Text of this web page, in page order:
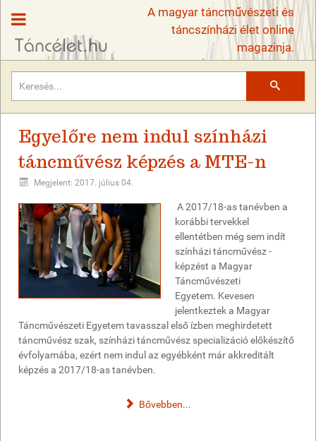
A magyar táncművészeti és
táncszínházi élet online
magazinja.
Egyelőre nem indul színházi
táncművész képzés a MTE-n
Megjelent: 2017. július 04.
A 2017/18-as tanévben a
korábbi tervekkel
ellentétben még sem indít
színházi táncművész -
képzést a Magyar
Táncművészeti
Egyetem. Kevesen
jelentkeztek a Magyar
Táncművészeti Egyetem tavasszal első ízben meghirdetett
táncművész szak, színházi táncművész specializáció előkészítő
évfolyamába, ezért nem indul az egyébként már akkreditált
képzés a 2017/18-as tanévben.
Bővebben...